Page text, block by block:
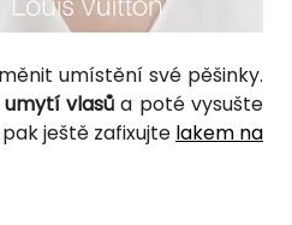
umístění své pěšinky.
vlasůa poté vysušte
pak ještě zafixujte lakem na